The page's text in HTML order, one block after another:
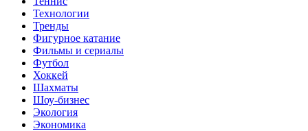
Технологии
Тренды
Фигурное катание
Фильмы и сериалы
Футбол
Хоккей
Шахматы
Шоу-бизнес
Экология
Экономика